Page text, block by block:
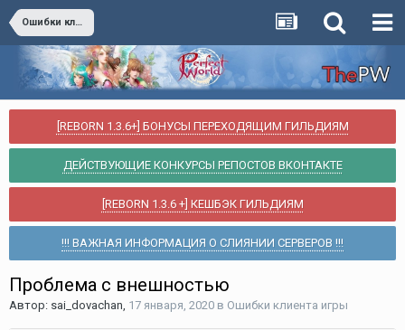
Ошибки клиента игры
[REBORN 1.3.6+] БОНУСЫ ПЕРЕХОДЯЩИМ ГИЛЬДИЯМ
ДЕЙСТВУЮЩИЕ КОНКУРСЫ РЕПОСТОВ ВКОНТАКТЕ
[REBORN 1.3.6 +] КЕШБЭК ГИЛЬДИЯМ
!!! ВАЖНАЯ ИНФОРМАЦИЯ О СЛИЯНИИ СЕРВЕРОВ !!!
Проблема с внешностью
Автор: sai_dovachan, 17 января, 2020 в Ошибки клиента игры